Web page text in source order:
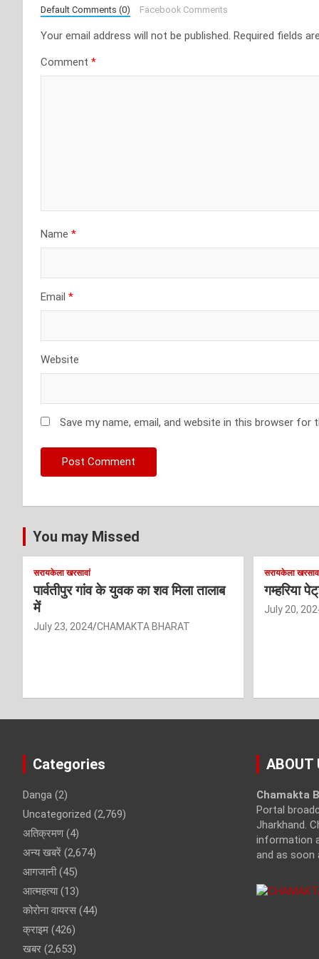
Default Comments (0) Facebook Comments
Your email address will not be published. Required fields
Comment *
Name *
Email *
Website
Save my name, email, and website in this browser for
You may Missed
सरायकेला खरसावां
पार्वतीपुर गांव के युवक का शव मिला तालाब
में
July 23, 2024 CHAMAKTA BHARAT
सरायकेला
गम्हरिया
July 20,
Categories
Danga (2)
Uncategorized (2,769)
अतिक्रमण(4)
अन्य खबरें (2,674)
आगजानी(45)
आत्महत्या(13)
कोरोना वायरस (44)
क्राइम (426)
खबर (2,653)
ABOUT
Chamakta
Portal
Jharkhand.
information
and as soon